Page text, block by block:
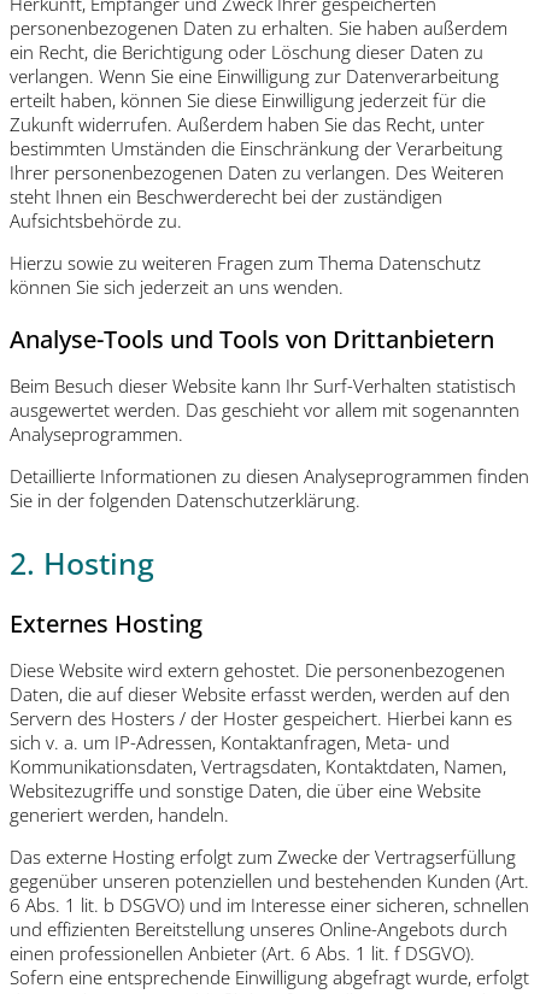
personenbezogenen Daten zu erhalten. Sie haben außerdem
ein Recht, die Berichtigung oder Löschung dieser Daten zu
verlangen. Wenn Sie eine Einwilligung zur Datenverarbeitung
erteilt haben, können Sie diese Einwilligung jederzeit für die
Zukunft widerrufen. Außerdem haben Sie das Recht, unter
bestimmten Umständen die Einschränkung der Verarbeitung
Ihrer personenbezogenen Daten zu verlangen. Des Weiteren
steht Ihnen ein Beschwerderecht bei der zuständigen
Aufsichtsbehörde zu.
Hierzu sowie zu weiteren Fragen zum Thema Datenschutz
können Sie sich jederzeit an uns wenden.
Analyse-Tools und Tools von Drittanbietern
Beim Besuch dieser Website kann Ihr Surf-Verhalten statistisch
ausgewertet werden. Das geschieht vor allem mit sogenannten
Analyseprogrammen.
Detaillierte Informationen zu diesen Analyseprogrammen finden
Sie in der folgenden Datenschutzerklärung.
2. Hosting
Externes Hosting
Diese Website wird extern gehostet. Die personenbezogenen
Daten, die auf dieser Website erfasst werden, werden auf den
Servern des Hosters / der Hoster gespeichert. Hierbei kann es
sich v. a. um IP-Adressen, Kontaktanfragen, Meta- und
Kommunikationsdaten, Vertragsdaten, Kontaktdaten, Namen,
Websitezugriffe und sonstige Daten, die über eine Website
generiert werden, handeln.
Das externe Hosting erfolgt zum Zwecke der Vertragserfüllung
gegenüber unseren potenziellen und bestehenden Kunden (Art.
6 Abs. 1 lit. b DSGVO) und im Interesse einer sicheren, schnellen
und effizienten Bereitstellung unseres Online-Angebots durch
einen professionellen Anbieter (Art. 6 Abs. 1 lit. f DSGVO).
Sofern eine entsprechende Einwilligung abgefragt wurde, erfolgt